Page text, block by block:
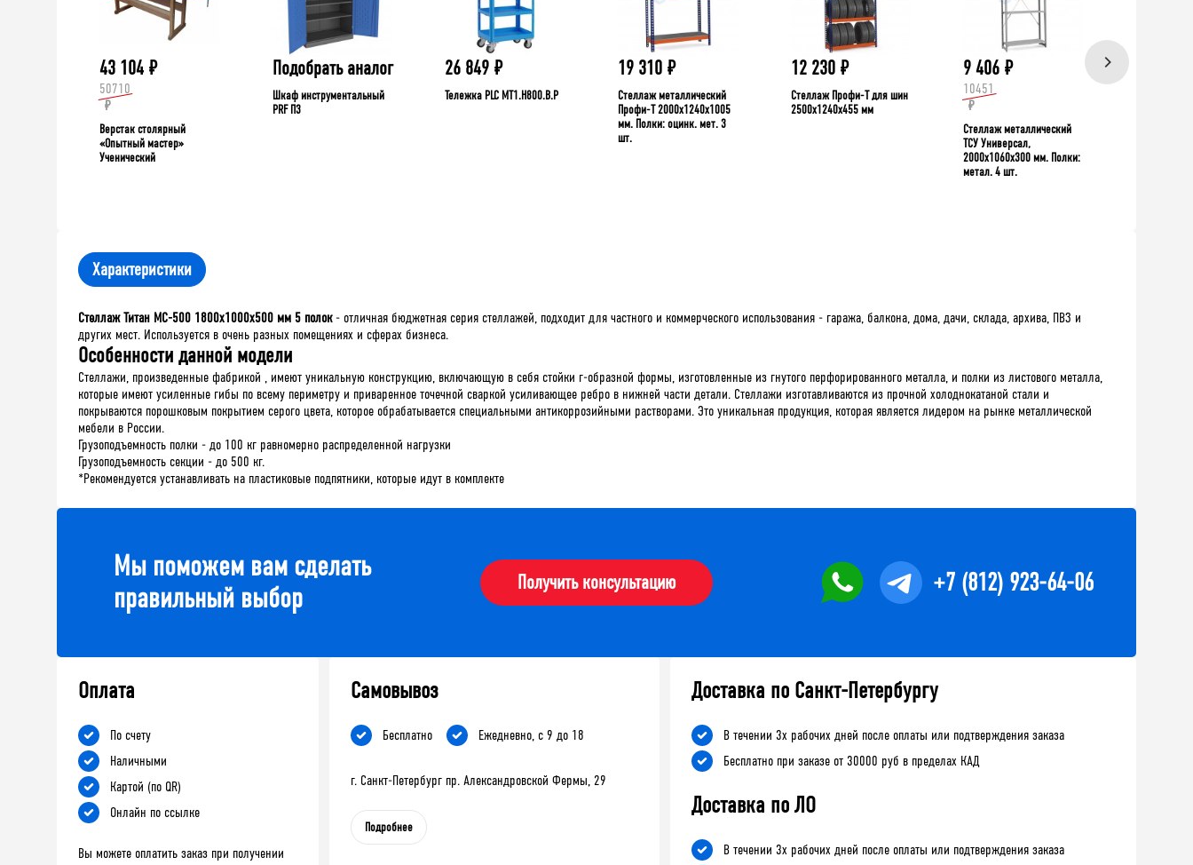
43 104 ₽
50710
₽
Верстак столярный
«Опытный мастер»
Ученический
Подобрать аналог
Шкаф инструментальный
PRF П3
26 849 ₽
Тележка PLC МT1.H800.В.Р
19 310 ₽
Стеллаж металлический
Профи-Т 2000x1240x1005
мм. Полки: оцинк. мет. 3
шт.
12 230 ₽
Стеллаж Профи-Т для шин
2500x1240x455 мм
9 406 ₽
10451
₽
Стеллаж металлический
ТСУ Универсал,
2000x1060x300 мм. Полки:
метал. 4 шт.
Характеристики
Стеллаж Титан МС-500 1800х1000х500 мм 5 полок- отличная бюджетная серия стеллажей, подходит для частного и коммерческого использования - гаража, балкона, дома, дачи, склада, архива, ПВЗ и
других мест. Используется в очень разных помещениях и сферах бизнеса.
Особенности данной модели
Стеллажи произведенные фабрикой имеют уникальную конструкцию включающую в себя стойки г-образной формы изготовленные из гнутого перфорированного металла и полки из листового металла
которые имеют усиленные гибы по всему периметру и приваренное точечной сваркой усиливающее ребро в нижней части детали. Стеллажи изготавливаются из прочной холоднокатаной стали и
покрываются порошковым покрытием серого цвета которое обрабатывается специальными антикоррозийными растворами. Это уникальная продукция которая является лидером на рынке металлической
мебели в России.
Грузоподъемность полки - до 100 кг равномерно распределенной нагрузки
Грузоподъемность секции - до 500 кг.
*Рекомендуется устанавливать на пластиковые подпятники которые идут в комплекте
Мы поможем вам сделать
правильный выбор
Получить консультацию +7 (812) 923-64-06
Оплата
По счету
Наличными
Картой (по QR)
Онлайн по ссылке
Вы можете оплатить заказ при получении
Самовывоз
Бесплатно Ежедневно, с 9 до 18
г. Санкт-Петербург пр. Александровской Фермы, 29
Подробнее
Доставка по Санкт-Петербургу
В течении 3х рабочих дней после оплаты или подтверждения заказа
Бесплатно при заказе от 30000 руб в пределах КАД
Доставка по ЛО
В течении 3х рабочих дней после оплаты или подтверждения заказа